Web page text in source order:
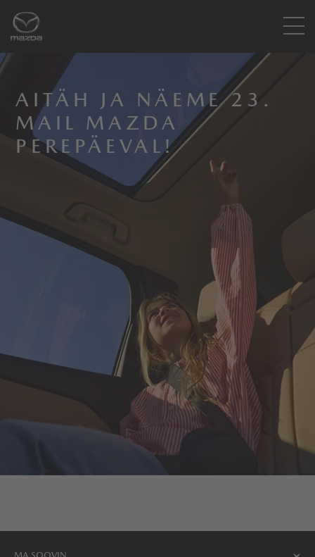
AITÄH JA NÄEME 23.
MAIL MAZDA
PEREPÄEVAL!